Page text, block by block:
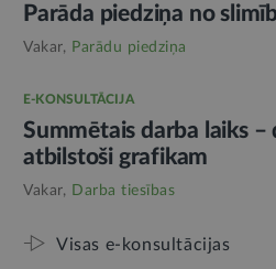
Parāda piedziņa no
Vakar, Parādu piedziņa
E-KONSULTĀCIJA
Summētais darba laiks –
atbilstoši grafikam
Vakar, Darba tiesības
Visas e-konsultācijas